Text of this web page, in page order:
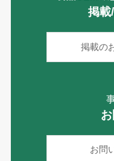
掲載
掲載の
お問